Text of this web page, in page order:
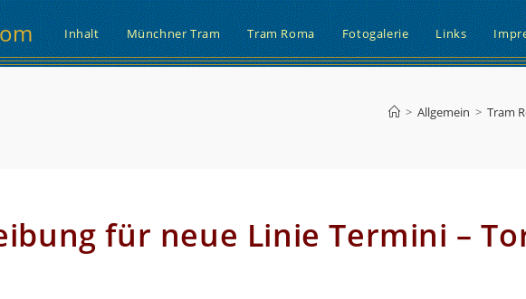
Inhalt Münchner Tram Tram Roma Fotogalerie Links
> Allgemein > Tram
für neue Linie Termini –